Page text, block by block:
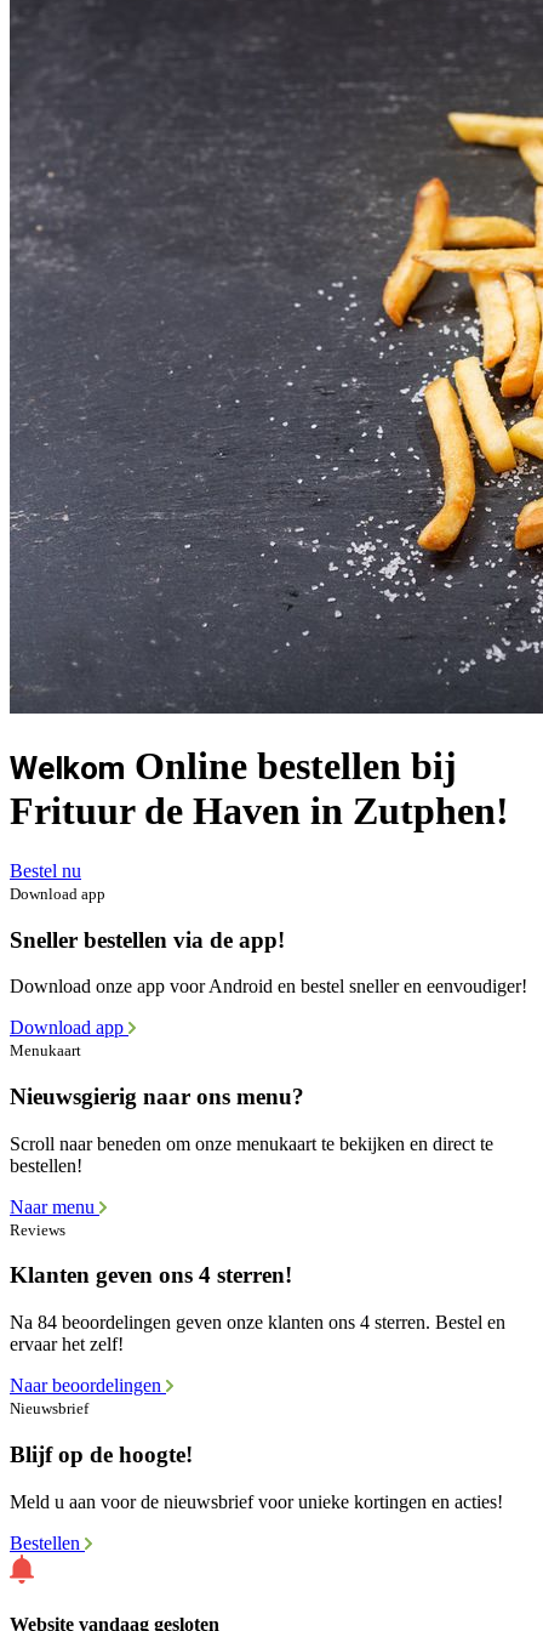
Welkom Online bestellen bij
Frituur de Haven in Zutphen!
Bestel nu
Download app
Sneller bestellen via de app!
Download onze app voor Android en bestel sneller en eenvoudiger!
Download app
Menukaart
Nieuwsgierig naar ons menu?
Scroll naar beneden om onze menukaart te bekijken en direct te
bestellen!
Naar menu
Reviews
Klanten geven ons 4 sterren!
Na 84 beoordelingen geven onze klanten ons 4 sterren. Bestel en
ervaar het zelf!
Naar beoordelingen
Nieuwsbrief
Blijf op de hoogte!
Meld u aan voor de nieuwsbrief voor unieke kortingen en acties!
Bestellen
Website vandaag gesloten